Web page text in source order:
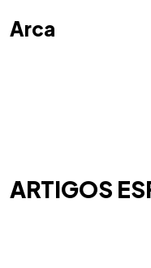
Arca
Arca
ARTIGOS